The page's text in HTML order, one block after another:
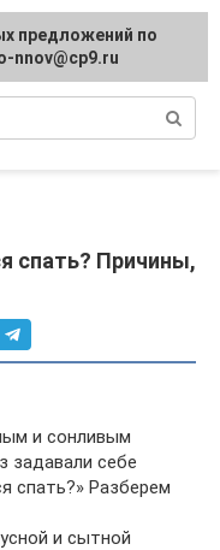
спать? Причины,
и сонливым
задавали себе
спать?» Разберем
и сытной
предложений по
nnov@cp9.ru